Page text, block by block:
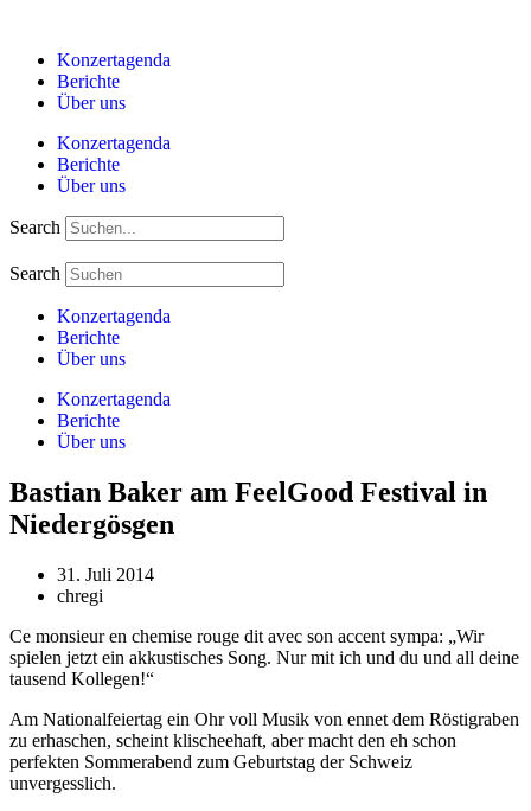
springenKonzertagenda
Berichte
Über uns
Konzertagenda
Berichte
Über uns
Search
Search
Konzertagenda
Berichte
Über uns
Konzertagenda
Berichte
Über uns
Bastian Baker am FeelGood Festival in
Niedergösgen
31. Juli 2014
chregi
Ce monsieur en chemise rouge dit avec son accent sympa: „Wir
spielen jetzt ein akkustisches Song. Nur mit ich und du und all deine
tausend Kollegen!“
Am Nationalfeiertag ein Ohr voll Musik von ennet dem Röstigraben
zu erhaschen, scheint klischeehaft, aber macht den eh schon
perfekten Sommerabend zum Geburtstag der Schweiz
unvergesslich.